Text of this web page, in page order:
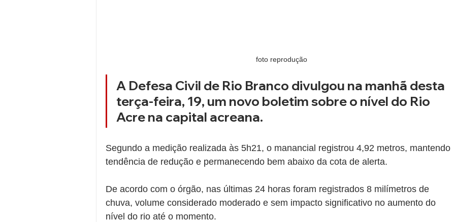
foto reprodução
A Defesa Civil de Rio Branco divulgou na manhã desta
terça-feira, 19, um novo boletim sobre o nível do Rio
Acre na capital acreana.
Segundo a medição realizada às 5h21, o manancial registrou 4,92 metros, mantendo
tendência de redução e permanecendo bem abaixo da cota de alerta.
De acordo com o órgão, nas últimas 24 horas foram registrados 8 milímetros de
chuva, volume considerado moderado e sem impacto significativo no aumento do
nível do rio até o momento.